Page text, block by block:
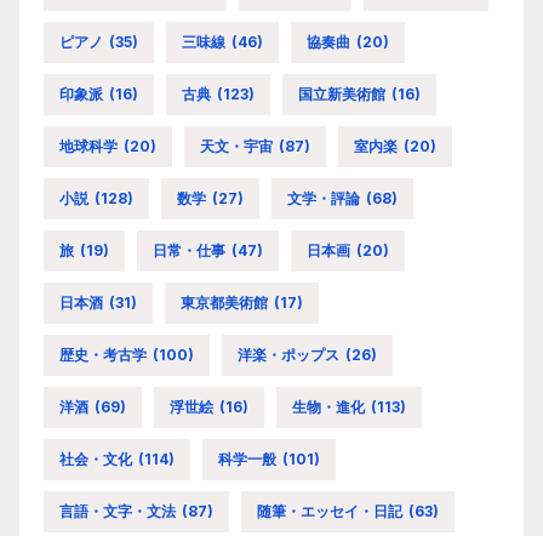
ピアノ (35) 三味線 (46) 協奏曲 (20)
印象派 (16) 古典 (123) 国立新美術館 (16)
地球科学 (20) 天文・宇宙 (87) 室内楽 (20)
小説 (128) 数学 (27) 文学・評論 (68)
旅 (19) 日常・仕事 (47) 日本画 (20)
日本酒 (31) 東京都美術館 (17)
歴史・考古学 (100) 洋楽・ポップス (26)
洋酒 (69) 浮世絵 (16) 生物・進化 (113)
社会・文化 (114) 科学一般 (101)
言語・文字・文法 (87) 随筆・エッセイ・日記 (63)